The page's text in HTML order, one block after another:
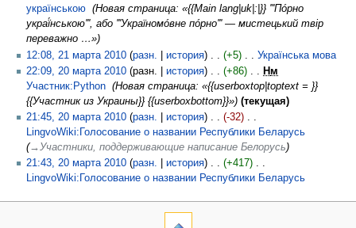
українською
Новая страница: «{{Main lang|uk|:|}} '''Пóрно
украї́нською''', або '''Україномóвне пóрно''' — мистецький твір
переважно …»
12:08, 21 марта 2010 разн. история +5 Українська мова
22:09, 20 марта 2010 разн. история +86 Нм
Участник:Python
Новая страница: «{{userboxtop|toptext = }}
{{Участник из Украины}} {{userboxbottom}}»
текущая
21:45, 20 марта 2010 разн. история -32
LingvoWiki:Голосование о названии Республики Беларусь
→‎Участники, поддерживающие написание Белорусь
21:43, 20 марта 2010 разн. история +417
LingvoWiki:Голосование о названии Республики Беларусь